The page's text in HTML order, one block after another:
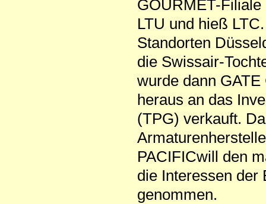
GOURMET-Filiale
LTU und hieß
Standorten
die Swissair-
wurde dann
heraus an das
(TPG) verkauft.
PACIFICwill den
die Interessen der
genommen.